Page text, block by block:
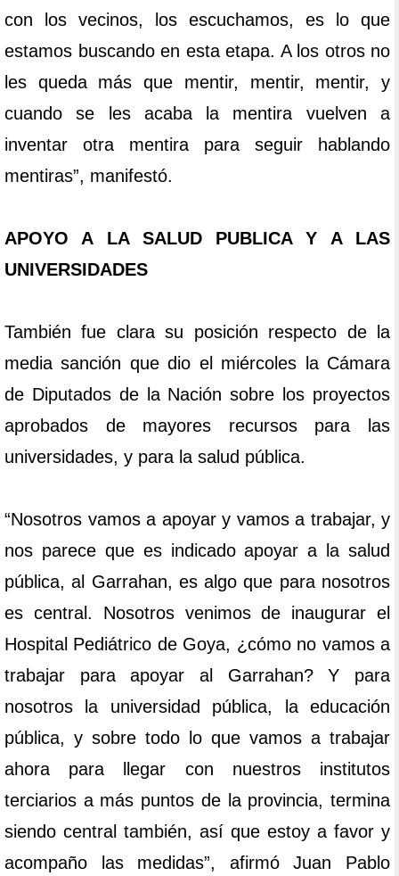
con los vecinos, los escuchamos, es lo que
estamos buscando en esta etapa. A los otros no
les queda más que mentir, mentir, mentir, y
cuando se les acaba la mentira vuelven a
inventar otra mentira para seguir hablando
mentiras”, manifestó.
APOYO A LA SALUD PUBLICA Y A LAS
UNIVERSIDADES
También fue clara su posición respecto de la
media sanción que dio el miércoles la Cámara
de Diputados de la Nación sobre los proyectos
aprobados de mayores recursos para las
universidades, y para la salud pública.
“Nosotros vamos a apoyar y vamos a trabajar, y
nos parece que es indicado apoyar a la salud
pública, al Garrahan, es algo que para nosotros
es central. Nosotros venimos de inaugurar el
Hospital Pediátrico de Goya, ¿cómo no vamos a
trabajar para apoyar al Garrahan? Y para
nosotros la universidad pública, la educación
pública, y sobre todo lo que vamos a trabajar
ahora para llegar con nuestros institutos
terciarios a más puntos de la provincia, termina
siendo central también, así que estoy a favor y
acompaño las medidas”, afirmó Juan Pablo